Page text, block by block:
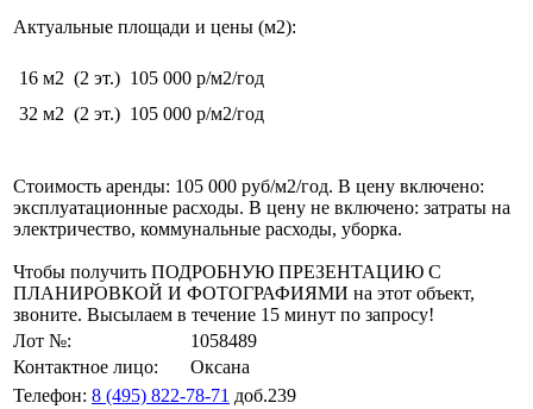
Актуальные площади и цены (м2):
16 м2 (2 эт.) 105 000 р/м2/год
32 м2 (2 эт.) 105 000 р/м2/год
Стоимость аренды: 105 000 руб/м2/год. В цену включено:
эксплуатационные расходы. В цену не включено: затраты на
электричество, коммунальные расходы, уборка.
Чтобы получить ПОДРОБНУЮ ПРЕЗЕНТАЦИЮ С
ПЛАНИРОВКОЙ И ФОТОГРАФИЯМИ на этот объект,
звоните. Высылаем в течение 15 минут по запросу!
Лот №:
1058489
Контактное лицо:
Оксана
Телефон: 8 (495) 822-78-71 доб.239